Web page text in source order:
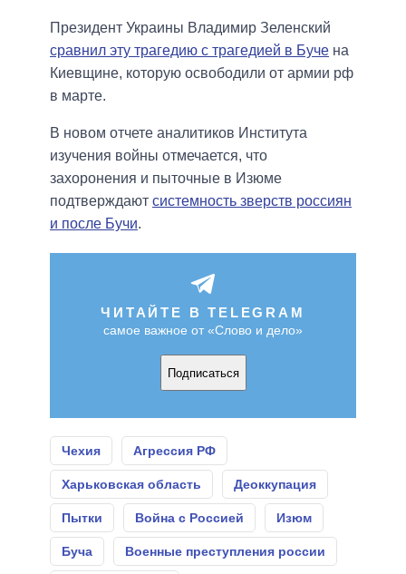
Президент Украины Владимир Зеленский
сравнил эту трагедию с трагедией в Буче на
Киевщине, которую освободили от армии рф
в марте.
В новом отчете аналитиков Института
изучения войны отмечается, что
захоронения и пыточные в Изюме
подтверждают системность зверств россиян
и после Бучи.
ЧИТАЙТЕ В TELEGRAM
самое важное от «Слово и дело»
Подписаться
Чехия Агрессия РФ
Харьковская область Деоккупация
Пытки Война с Россией Изюм
Буча Военные преступления россии